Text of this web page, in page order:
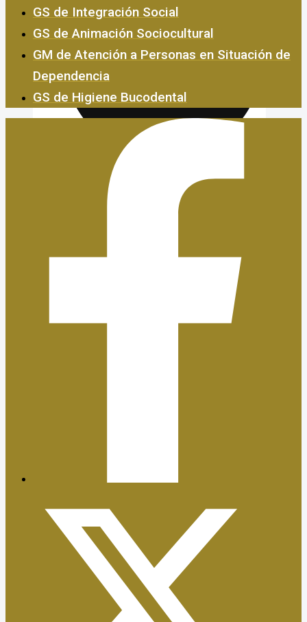
Certificados de Profesionalidad
GS de Integración Social
GS de Animación Sociocultural
GM de Atención a Personas en Situación de
Dependencia
GS de Higiene Bucodental